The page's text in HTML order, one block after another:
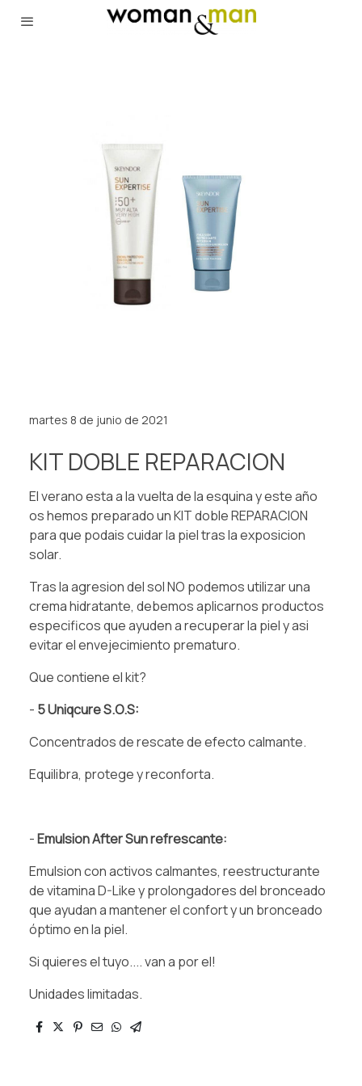
martes 8 de junio de 2021
KIT DOBLE REPARACION
El verano esta a la vuelta de la esquina y este año
os hemos preparado un KIT doble REPARACION
para que podais cuidar la piel tras la exposicion
solar.⁠
⁠Tras la agresion del sol NO podemos utilizar una
crema hidratante, debemos aplicarnos productos
especificos que ayuden a recuperar la piel y asi
evitar el envejecimiento prematuro.⁠
⁠Que contiene el kit?⁠
⁠⁠- 5 Uniqcure S.O.S:⁠
Concentrados⁠ de rescate de efecto calmante.⁠
Equilibra, protege y reconforta.⁠
-Emulsion After Sun refrescante:⁠
Emulsion con activos calmantes, reestructurante
de vitamina D-Like y prolongadores del bronceado
que ayudan a mantener el confort y un bronceado
óptimo en la piel.⁠
⁠Si quieres el tuyo.... van a por el!
Unidades limitadas.